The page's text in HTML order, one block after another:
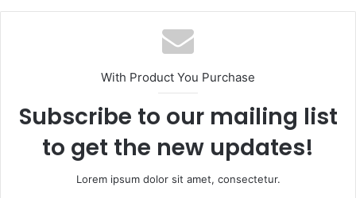
With Product You Purchase
Subscribe to our mailing list
to get the new updates!
Lorem ipsum dolor sit amet, consectetur.